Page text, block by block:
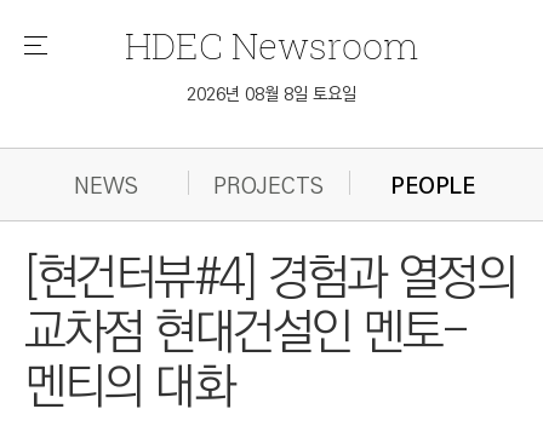
메
HDEC Newsroom
2026년 08월 8일 토요일
NEWS PROJECTS PEOPLE
[현건터뷰#4] 경험과 열정의
교차점 현대건설인 멘토-
멘티의 대화